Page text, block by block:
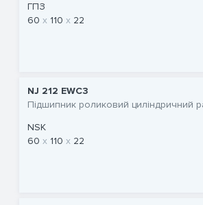
ГПЗ
60
110 22
NJ 212 EWC3
Підшипник роликовий циліндричний
NSK
60
110 22